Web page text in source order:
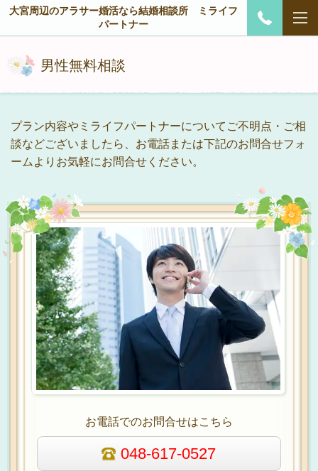
大宮周辺のアラサー婚活なら結婚相談所 ミライフ
パートナー
男性無料相談
プラン内容やミライフパートナーについてご不明点・ご相
談などございましたら、お電話または下記のお問合せフォ
ームよりお気軽にお問合せください。
お電話でのお問合せはこちら
048-617-0527